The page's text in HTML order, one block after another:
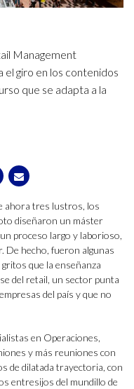
Management
el giro en los contenidos
que se adapta a la
ahora tres lustros, los
diseñaron un máster
proceso largo y laborioso,
De hecho, fueron algunas
que la enseñanza
del retail, un sector punta
del país y que no
en Operaciones,
y más reuniones con
de dilatada trayectoria, con
entresijos del mundillo de